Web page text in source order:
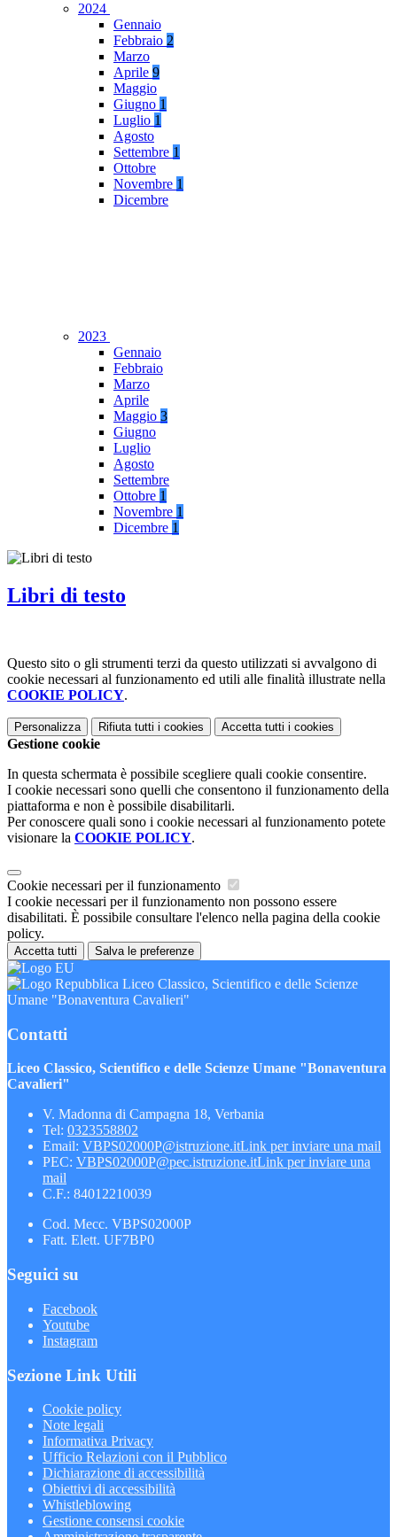
2024
Gennaio
Febbraio 2
Marzo
Aprile 9
Maggio
Giugno 1
Luglio 1
Agosto
Settembre 1
Ottobre
Novembre 1
Dicembre
2023
Gennaio
Febbraio
Marzo
Aprile
Maggio 3
Giugno
Luglio
Agosto
Settembre
Ottobre 1
Novembre 1
Dicembre 1
Libri di testo
Questo sito o gli strumenti terzi da questo utilizzati si avvalgono di
cookie necessari al funzionamento ed utili alle finalità illustrate nella
COOKIE POLICY.
Personalizza Rifiuta tutti i cookies Accetta tutti i cookies
Gestione cookie
In questa schermata è possibile scegliere quali cookie consentire.
I cookie necessari sono quelli che consentono il funzionamento della
piattaforma e non è possibile disabilitarli.
Per conoscere quali sono i cookie necessari al funzionamento potete
visionare la COOKIE POLICY.
Cookie necessari per il funzionamento
I cookie necessari per il funzionamento non possono essere
disabilitati. È possibile consultare l'elenco nella pagina della cookie
policy.
Accetta tutti Salva le preferenze
Liceo Classico, Scientifico e delle Scienze
Umane "Bonaventura Cavalieri"
Contatti
Liceo Classico, Scientifico e delle Scienze Umane "Bonaventura
Cavalieri"
V. Madonna di Campagna 18, Verbania
Tel: 0323558802
Email: VBPS02000P@istruzione.itLink per inviare una mail
PEC: VBPS02000P@pec.istruzione.itLink per inviare una
mail
C.F.: 84012210039
Cod. Mecc. VBPS02000P
Fatt. Elett. UF7BP0
Seguici su
Facebook
Youtube
Instagram
Sezione Link Utili
Cookie policy
Note legali
Informativa Privacy
Ufficio Relazioni con il Pubblico
Dichiarazione di accessibilità
Obiettivi di accessibilità
Whistleblowing
Gestione consensi cookie